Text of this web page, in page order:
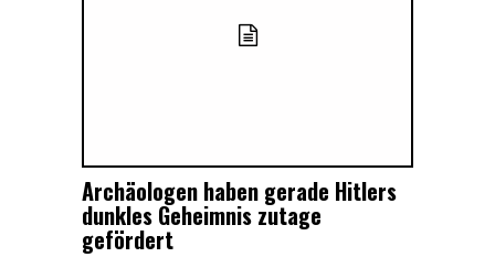
Archäologen haben gerade Hitlers
dunkles Geheimnis zutage
gefördert